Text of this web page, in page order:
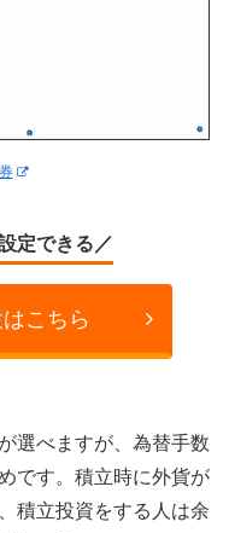
定できる／
こちら
選べますが、為替手数
です。積立時に外貨が
積立投資をする人は余